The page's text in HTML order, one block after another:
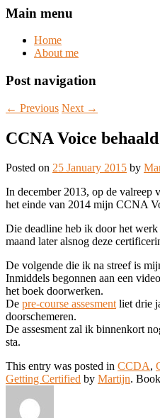
Main menu
Home
About me
Post navigation
← Previous Next →
CCNA Voice behaald
Posted on 25 January 2015 by
In december 2013, op de valreep
het einde van 2014 mijn CCNA
Die deadline heb ik door het
maand later alsnog deze
De volgende die ik na streef is
Inmiddels begonnen aan een
het boek doorwerken.
De pre-course assesmentliet drie
doorschemeren.
De assesment zal ik binnenkort
sta.
This entry was posted in CCDA,
Getting Certified by Martijn.